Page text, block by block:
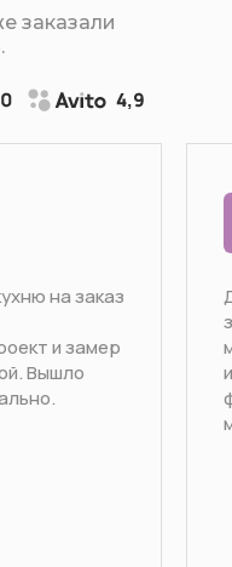
заказали
на заказ
и замер
Вышло